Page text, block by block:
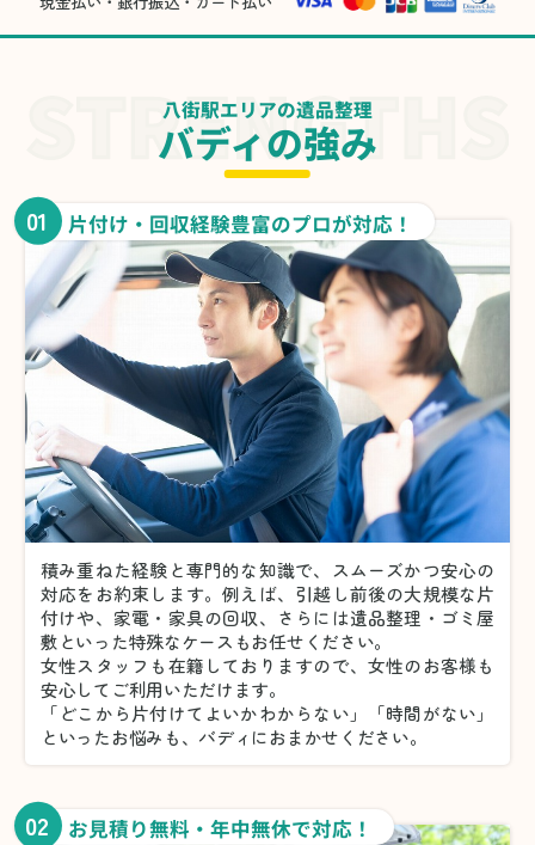
八街駅エリアの遺品整理
バディの強み
01 片付け・回収経験豊富のプロが対応！
積み重ねた経験と専門的な知識で、スムーズかつ安心の
対応をお約束します。例えば、引越し前後の大規模な片
付けや、家電・家具の回収、さらには遺品整理・ゴミ屋
敷といった特殊なケースもお任せください。
女性スタッフも在籍しておりますので、女性のお客様も
安心してご利用いただけます。
「どこから片付けてよいかわからない」「時間がない」
といったお悩みも、バディにおまかせください。
02 お見積り無料・年中無休で対応！